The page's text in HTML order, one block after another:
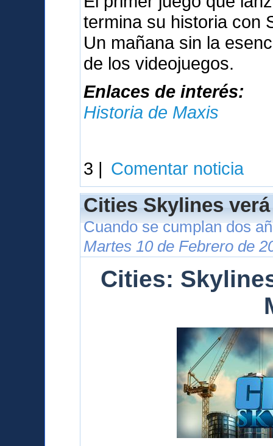
termina su historia con
Un mañana sin la
de los videojuegos.
Enlaces de interés:
Historia de Maxis
3 | Comentar noticia
Cities Skylines
Cuando se cumplan dos
Martes 10 de Febrero de
Cities: